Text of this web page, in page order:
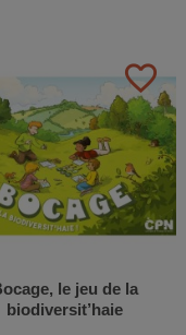
favorite_border
le jeu de la
biodiversit’haie